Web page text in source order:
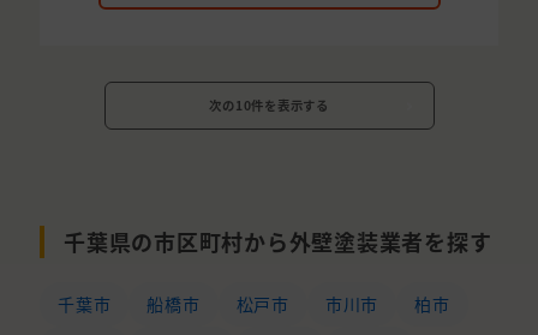
次の10件を表示する
千葉県の市区町村から外壁塗装業者を探す
千葉市 船橋市 松戸市 市川市
柏市